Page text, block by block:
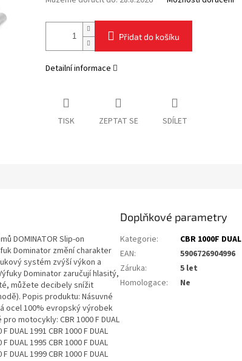
Přidat do košíku
Detailní informace
TISK ZEPTAT SE SDÍLET
DOMINATOR Slip-on
Dominator změní charakter
systém zvýší výkon a
Dominator zaručují hlasitý,
můžete decibely snížit
Popis produktu: Násuvné
ocel 100% evropský výrobek
motocykly: CBR 1000 F DUAL
DUAL 1991 CBR 1000 F DUAL
DUAL 1995 CBR 1000 F DUAL
DUAL 1999 CBR 1000 F DUAL
Doplňkové parametry
Kategorie:
CBR 1000F DUAL
EAN:
5906726904996
Záruka:
5 let
Homologace: Ne